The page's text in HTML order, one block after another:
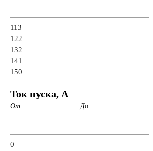
113
122
132
141
150
Ток пуска, А
От До
0